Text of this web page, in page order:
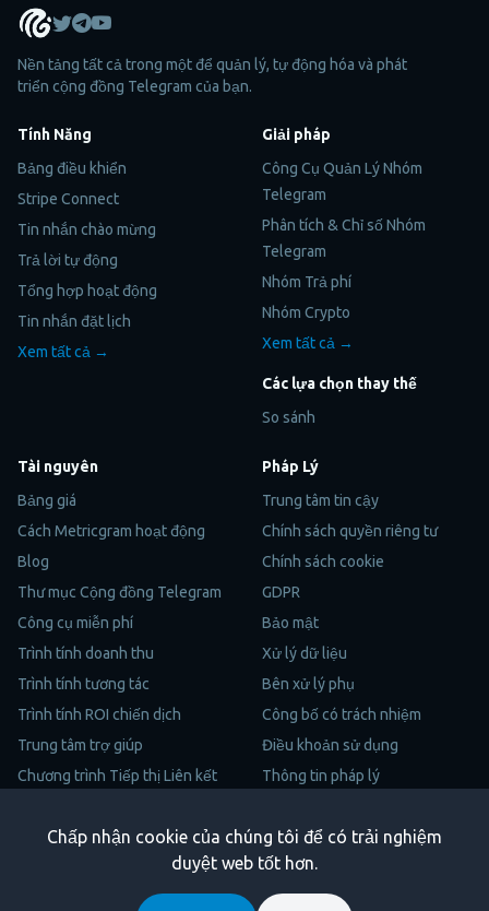
Chấp nhận cookie của chúng tôi để có trải nghiệm
duyệt web tốt hơn.
Nền tảng tất cả trong một để quản lý, tự động hóa và phát
triển cộng đồng Telegram của bạn.
Tính Năng
Bảng điều khiển
Stripe Connect
Tin nhắn chào mừng
Trả lời tự động
Tổng hợp hoạt động
Tin nhắn đặt lịch
Xem tất cả →
Giải pháp
Công Cụ Quản Lý Nhóm
Telegram
Phân tích & Chỉ số Nhóm
Telegram
Nhóm Trả phí
Nhóm Crypto
Xem tất cả →
Các lựa chọn thay thế
So sánh
Tài nguyên
Bảng giá
Cách Metricgram hoạt động
Blog
Thư mục Cộng đồng Telegram
Công cụ miễn phí
Trình tính doanh thu
Trình tính tương tác
Trình tính ROI chiến dịch
Trung tâm trợ giúp
Chương trình Tiếp thị Liên kết
Trustpilot
Pháp Lý
Trung tâm tin cậy
Chính sách quyền riêng tư
Chính sách cookie
GDPR
Bảo mật
Xử lý dữ liệu
Bên xử lý phụ
Công bố có trách nhiệm
Điều khoản sử dụng
Thông tin pháp lý